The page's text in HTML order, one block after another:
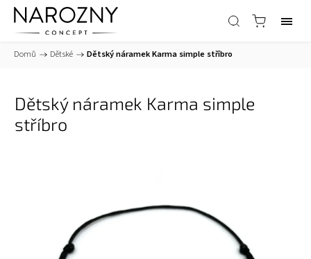
Domů / Dětské / Dětský náramek Karma simple stříbro
Dětský náramek Karma simple
stříbro